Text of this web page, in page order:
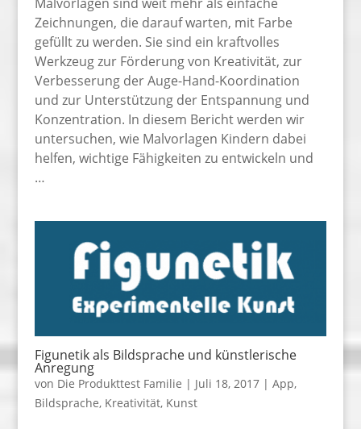
Zeichnungen, die darauf warten, mit Farbe
gefüllt zu werden. Sie sind ein kraftvolles
Werkzeug zur Förderung von Kreativität, zur
Verbesserung der Auge-Hand-Koordination
und zur Unterstützung der Entspannung und
Konzentration. In diesem Bericht werden wir
untersuchen, wie Malvorlagen Kindern dabei
helfen, wichtige Fähigkeiten zu entwickeln und
…
Figunetik als Bildsprache und künstlerische
Anregung
von Die Produkttest Familie | Juli 18, 2017| App,
Bildsprache, Kreativität, Kunst